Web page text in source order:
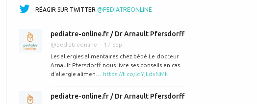
RÉAGIR SUR TWITTER @PEDIATREONLINE
pediatre-online.fr / Dr Arnault Pfersdorff
@pediatreonline
17 Sep
Les allergies alimentaires chez bébé Le docteur
Arnault Pfersdorff nous livre ses conseils en cas
d’allergie alimen… https://t.co/ldYjLdxNMk
pediatre-online.fr / Dr Arnault Pfersdorff